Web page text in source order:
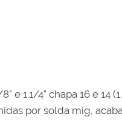
1.1/4" chapa 16 e 14
por solda mig,